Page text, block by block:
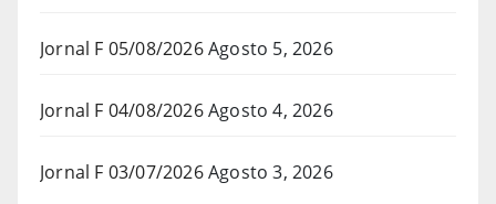
Jornal F 05/08/2026Agosto 5, 2026
Jornal F 04/08/2026Agosto 4, 2026
Jornal F 03/07/2026Agosto 3, 2026